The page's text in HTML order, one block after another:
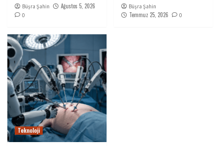
Büşra Şahin Ağustos 5, 2026
0
Büşra Şahin
Temmuz 25, 2026 0
Teknoloji